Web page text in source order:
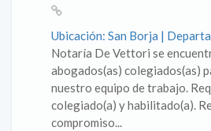
Ubicación: San Borja |
Notaría De Vettori se
abogados(as) colegiados(as)
nuestro equipo de trabajo.
colegiado(a) y habilitado(a).
compromiso...